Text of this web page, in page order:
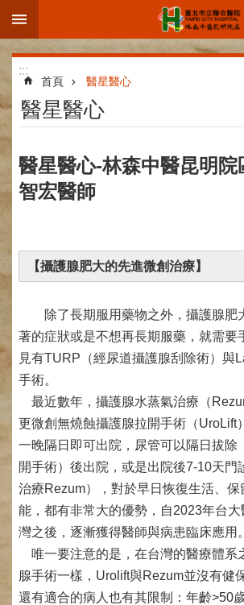
跳到主要內容區塊
進
階
搜
尋
院
介
部
紹
網
路
就
醫
指
南
臺
灣
醫
國
:::
首頁 醫星醫心
醫星醫心
醫星醫心-林森中醫昆明院
智宏醫師
【攝護腺肥大的先進微創治療】
除了長期服用藥物之外，攝護腺肥
著的症狀或是不想再長期服藥，就需要
見有TURP（經尿道攝護腺刮除術）與
手術。
最近數年，攝護腺水蒸氣治療（
更微創無燒蝕攝護腺拉開手術（UroLift
一晚隔日即可出院，尿管可以隔日拔除
開手術）後出院，或是出院後7-10天門
治療Rezum），對於早日恢復生活、保
能，都有非常大的優勢，自2023年台大
灣之後，逐漸獲得醫師與病患臨床應用。
唯一要注意的是，在台灣的醫療體系
腺手術一樣，Urolift與Rezum並沒有健
還有適合的病人也有其限制：年齡>50